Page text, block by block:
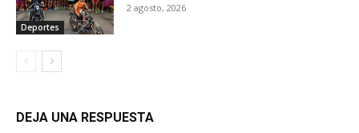
Deportes
2 agosto, 2026
DEJA UNA RESPUESTA